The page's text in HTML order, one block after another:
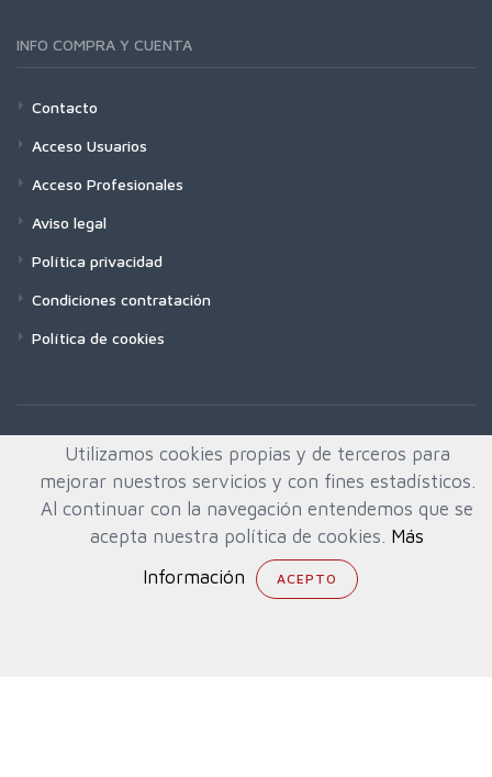
INFO COMPRA Y CUENTA
Contacto
Acceso Usuarios
Acceso Profesionales
Aviso legal
Política privacidad
Condiciones contratación
Política de cookies
Utilizamos cookies propias y de terceros para
mejorar nuestros servicios y con fines estadísticos.
Al continuar con la navegación entendemos que se
acepta nuestra política de cookies. Más
Información